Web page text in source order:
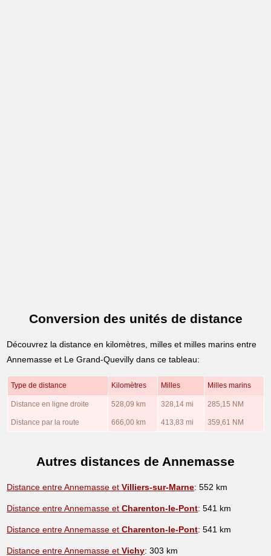
Conversion des unités de distance
Découvrez la distance en kilomètres, milles et milles marins entre
Annemasse et Le Grand-Quevilly dans ce tableau:
Type de distance Kilomètres Milles Milles marins
Distance en ligne droite 528,09 km 328,14 mi 285,15 NM
Distance par la route 666,00 km 413,83 mi 359,61 NM
Autres distances de Annemasse
Distance entre Annemasse etVilliers-sur-Marne: 552 km
Distance entre Annemasse etCharenton-le-Pont: 541 km
Distance entre Annemasse etCharenton-le-Pont: 541 km
Distance entre Annemasse etVichy: 303 km